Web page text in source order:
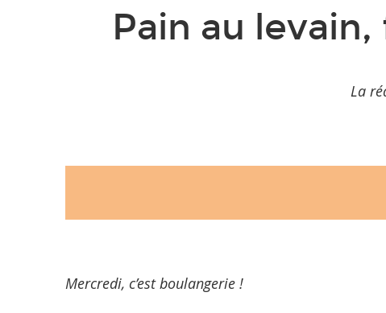
Pain au
La
Mercredi, c’est boulangerie !